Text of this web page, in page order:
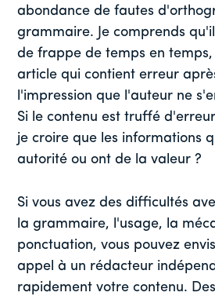
abondance de fautes
grammaire. Je comprends
de frappe de temps en temps,
article qui contient erreur
l'impression que l'auteur ne
Si le contenu est truffé
je croire que les informations
autorité ou ont de la valeur ?
Si vous avez des difficultés
la grammaire, l'usage, la
ponctuation, vous pouvez
appel à un rédacteur
rapidement votre contenu.